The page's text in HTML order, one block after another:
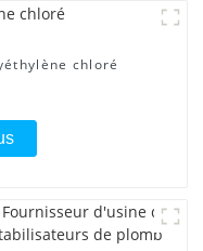
chloré